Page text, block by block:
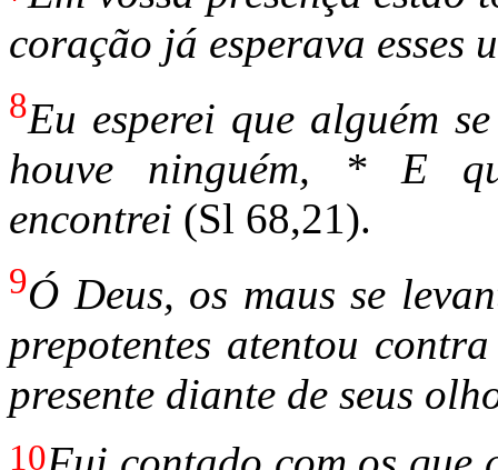
coração já esperava esses
8Eu esperei que alguém
houve ninguém, * E
encontrei (Sl 68,21).
9Ó Deus, os maus se
prepotentes atentou
presente diante de seus
10